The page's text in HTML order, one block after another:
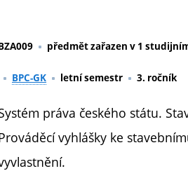
předmět zařazen v 1
BPC-GK letní semestr 3. ročník
práva českého státu.
vyhlášky ke